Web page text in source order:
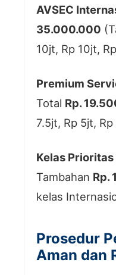
AVSEC
35.000.000
10jt, Rp 10jt,
Premium
Total Rp.
7.5jt, Rp 5jt,
Kelas
Tambahan Rp.
kelas
Prosedur
Aman dan